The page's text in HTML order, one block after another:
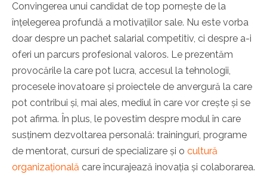
Convingerea unui candidat de top pornește de la
înțelegerea profundă a motivațiilor sale. Nu este vorba
doar despre un pachet salarial competitiv, ci despre a-i
oferi un parcurs profesional valoros. Le prezentăm
provocările la care pot lucra, accesul la tehnologii,
procesele inovatoare și proiectele de anvergură la care
pot contribui și, mai ales, mediul în care vor crește și se
pot afirma. În plus, le povestim despre modul în care
susținem dezvoltarea personală: traininguri, programe
de mentorat, cursuri de specializare și o cultură
organizațională care încurajează inovația și colaborarea.